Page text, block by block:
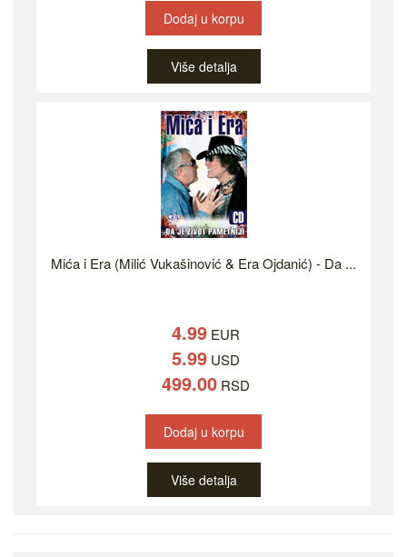
Dodaj u korpu
Više detalja
Mića i Era (Milić Vukašinović & Era Ojdanić) - Da ...
4.99 EUR
5.99 USD
499.00 RSD
Dodaj u korpu
Više detalja